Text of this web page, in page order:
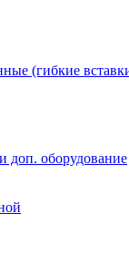
(гибкие
доп. оборудование